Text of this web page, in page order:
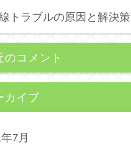
トラブルの原因と解決策
のコメント
カイブ
7月